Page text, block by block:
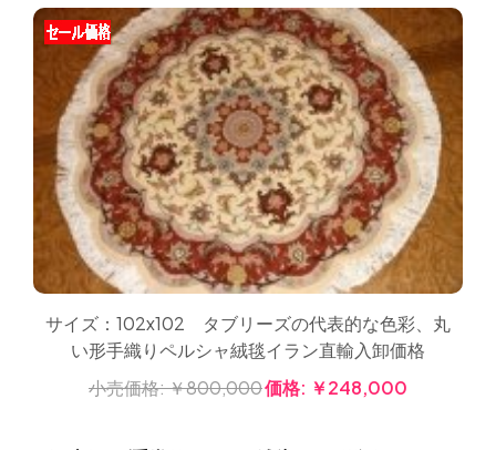
サイズ：102x102 タブリーズの代表的な色彩、丸
い形手織りペルシャ絨毯イラン直輸入卸価格
小売価格:￥800,000価格: ￥248,000